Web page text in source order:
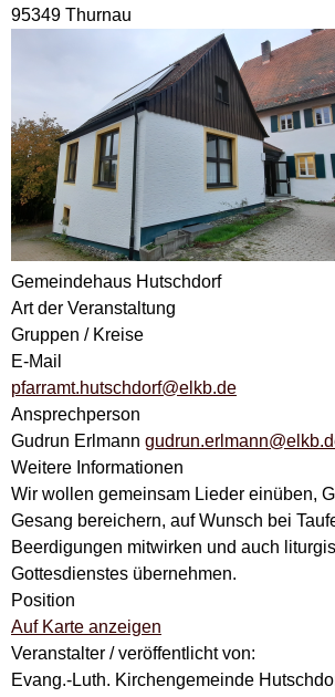
95349 Thurnau
Gemeindehaus Hutschdorf
Art der Veranstaltung
Gruppen / Kreise
E-Mail
pfarramt.hutschdorf@elkb.de
Ansprechperson
Gudrun Erlmann
Weitere Informationen
Wir wollen gemeinsam Lieder einüben,
Gesang bereichern, auf Wunsch bei
Beerdigungen mitwirken und auch
Gottesdienstes übernehmen.
Position
Auf Karte anzeigen
Veranstalter / veröffentlicht von:
Evang.-Luth. Kirchengemeinde